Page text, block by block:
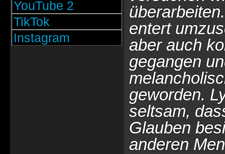
YouTube 2
TikTok
Instagram
entert
aber auch
gegangen
geworden.
seltsam,
Glauben
anderen